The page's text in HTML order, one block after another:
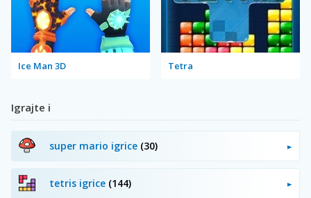
Ice Man 3D Tetra
Igrajte i
super mario igrice (30)
tetris igrice (144)